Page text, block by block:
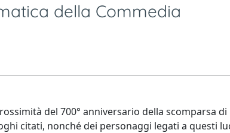
della Commedia
del 700° anniversario della scomparsa di
citati, nonché dei personaggi legati a questi